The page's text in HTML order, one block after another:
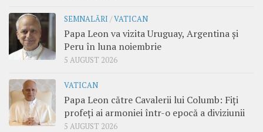
SEMNALĂRI /VATICAN
Papa Leon va vizita Uruguay, Argentina și
Peru în luna noiembrie
5 AUGUST 2026
VATICAN
Papa Leon către Cavalerii lui Columb: Fiți
profeți ai armoniei într-o epocă a diviziunii
5 AUGUST 2026